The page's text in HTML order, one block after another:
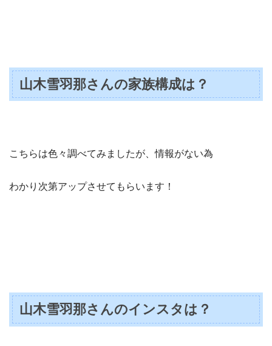
山木雪羽那さんの家族構成は？
こちらは色々調べてみましたが、情報がない為
わかり次第アップさせてもらいます！
山木雪羽那さんのインスタは？